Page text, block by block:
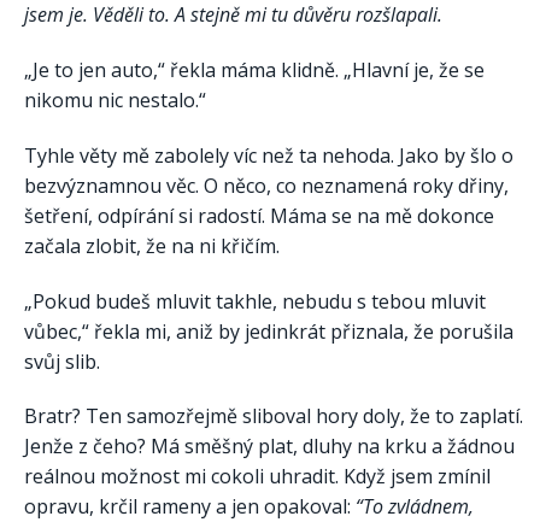
jsem je. Věděli to. A stejně mi tu důvěru rozšlapali.
„Je to jen auto,“ řekla máma klidně. „Hlavní je, že se
nikomu nic nestalo.“
Tyhle věty mě zabolely víc než ta nehoda. Jako by šlo o
bezvýznamnou věc. O něco, co neznamená roky dřiny,
šetření, odpírání si radostí. Máma se na mě dokonce
začala zlobit, že na ni křičím.
„Pokud budeš mluvit takhle, nebudu s tebou mluvit
vůbec,“ řekla mi, aniž by jedinkrát přiznala, že porušila
svůj slib.
Bratr? Ten samozřejmě sliboval hory doly, že to zaplatí.
Jenže z čeho? Má směšný plat, dluhy na krku a žádnou
reálnou možnost mi cokoli uhradit. Když jsem zmínil
opravu, krčil rameny a jen opakoval: “To zvládnem,